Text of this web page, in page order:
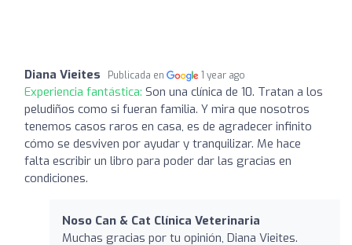
Diana Vieites Publicada en 1 year ago
Experiencia fantástica: Son una clínica de 10. Tratan a los
peludiños como si fueran familia. Y mira que nosotros
tenemos casos raros en casa, es de agradecer infinito
cómo se desviven por ayudar y tranquilizar. Me hace
falta escribir un libro para poder dar las gracias en
condiciones.
Noso Can & Cat Clínica Veterinaria
Muchas gracias por tu opinión, Diana Vieites.